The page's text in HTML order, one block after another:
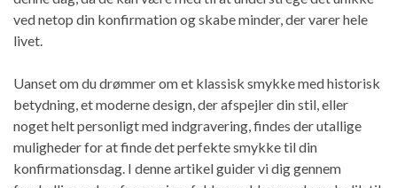
ved netop din konfirmation og skabe minder, der varer hele
livet.
Uanset om du drømmer om et klassisk smykke med historisk
betydning, et moderne design, der afspejler din stil, eller
noget helt personligt med indgravering, findes der utallige
muligheder for at finde det perfekte smykke til din
konfirmationsdag. I denne artikel guider vi dig gennem